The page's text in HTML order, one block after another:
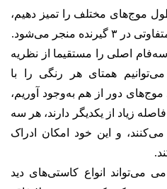
مو‌ج‌های مختلف را تمیز دهیم،
منجر می‌شود.
اصلی را مستقیما از نظریه
همتای هر رنگی را با
دور از هم به‌وجود آوریم،
زیاد از یکدیگر دارند، هر سه
و این خود امکان ادراک
می‌تواند انواع کاستی‌های دید